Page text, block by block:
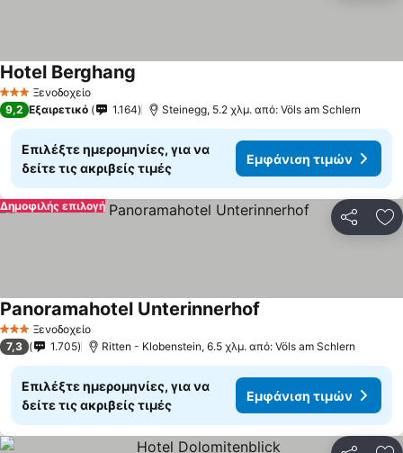
3 ΑστέριαΞενοδοχείο
Hotel Berghang
9,2 Εξαιρετικό 1.164 Steinegg, 5.2 χλμ. από: Völs am Schlern
Επιλέξτε ημερομηνίες, για να
δείτε τις ακριβείς τιμές
Εμφάνιση τιμών
Δημοφιλής επιλογή
3 ΑστέριαΞενοδοχείο
Panoramahotel Unterinnerhof
7,3 1.705 Ritten - Klobenstein, 6.5 χλμ. από: Völs am Schlern
Επιλέξτε ημερομηνίες, για να
δείτε τις ακριβείς τιμές
Εμφάνιση τιμών